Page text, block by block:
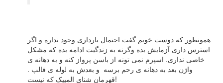
همونطور که دوست خوبم گفت احتمال بارداری وجود نداره و اگر
استرس داری آزمایش بده وگرنه به زندگیت ادامه بده که مشکل
خاصی نداری. اسپرم نمی تونه از باسن پرواز کنه و به دهانه ی
واژن بعد به دهانه ی رحم برسه و بعدش به لوله ی فالپ .
قهرمان شنای المپیک که نیست!